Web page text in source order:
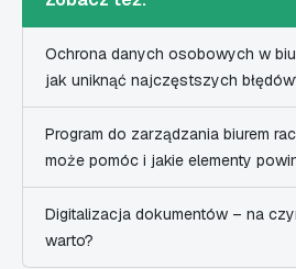
Ochrona danych osobowych w
jak uniknąć najczęstszych
Program do zarządzania biurem
może pomóc i jakie elementy
Digitalizacja dokumentów – na
warto?